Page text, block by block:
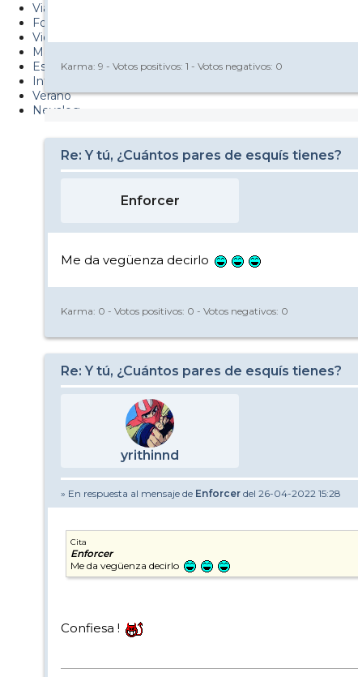
Viajes
Fotos
Videos
Material
Esquí Pro
Infonieve
Verano
Nevalog
Karma: 9 - Votos positivos: 1 - Votos negativos: 0
Re: Y tú, ¿Cuántos pares de esquís tienes?
Enforcer
Me da vegüenza decirlo
Karma: 0 - Votos positivos: 0 - Votos negativos: 0
Re: Y tú, ¿Cuántos pares de esquís tienes?
yrithinnd
» En respuesta al mensaje de Enforcer del 26-04-2022 15:28
Cita
Enforcer
Me da vegüenza decirlo
Confiesa !